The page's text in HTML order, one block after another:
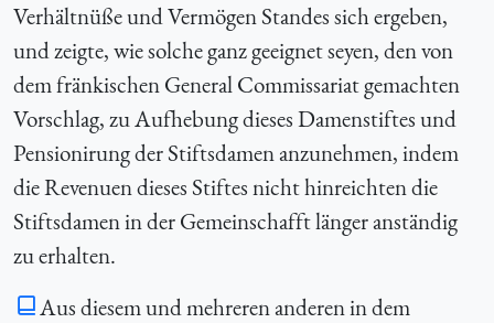
Verhältnüße und Vermögen Standes sich ergeben,
und zeigte, wie solche ganz geeignet seyen, den von
dem fränkischen General Commissariat gemachten
Vorschlag, zu Aufhebung dieses Damenstiftes und
Pensionirung der Stiftsdamen anzunehmen, indem
die Revenuen dieses Stiftes nicht hinreichten die
Stiftsdamen in der Gemeinschafft länger anständig
zu erhalten.
Aus diesem und mehreren anderen in dem